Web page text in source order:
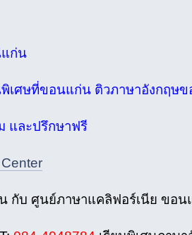
แก่น
เศษที่ขอนแก่น ติวภาษาอังกฤษ
และปรึกษาฟรี
กับ ศูนย์ภาษาแคลิฟอร์เนีย ขอน